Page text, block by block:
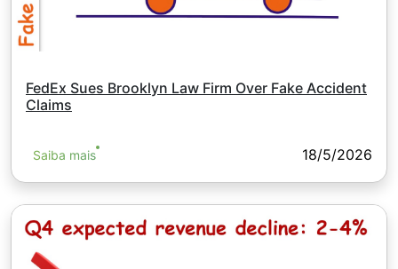
FedEx Sues Brooklyn Law Firm Over Fake Accident
Claims
Saiba mais 18/5/2026